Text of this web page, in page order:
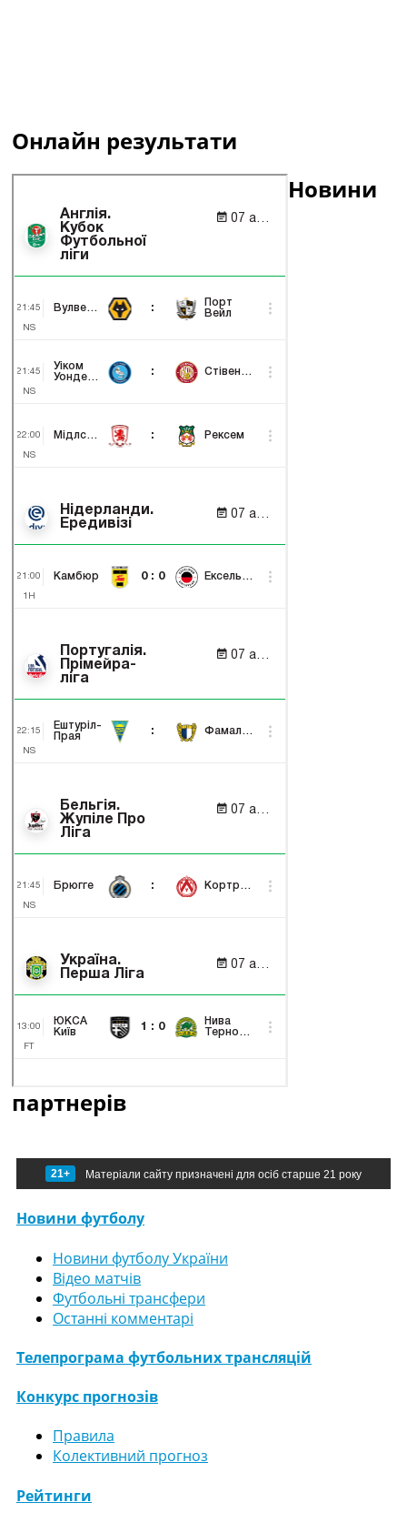
Онлайн результати
Новини
партнерів
21+ Матеріали сайту призначені для осіб старше 21 року
Новини футболу
Новини футболу України
Відео матчів
Футбольні трансфери
Останні комментарі
Телепрограма футбольних трансляцій
Конкурс прогнозів
Правила
Колективний прогноз
Рейтинги